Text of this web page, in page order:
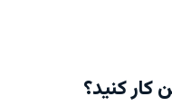
کار کنید؟